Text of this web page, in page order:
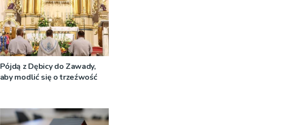
Pójdą z Dębicy do Zawady,
aby modlić się o trzeźwość